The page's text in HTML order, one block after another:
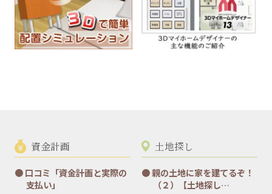
資金計画
口コミ「資金計画と実際の
支払い」
土地探し
親の土地に家を建てるぞ！
（２）【土地探し…